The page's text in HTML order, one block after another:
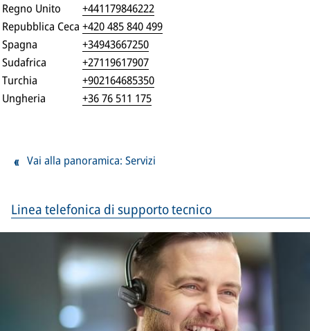
Linea telefonica di supporto tecnico
Regno Unito
+441179846222
Repubblica Ceca +420 485 840 499
Spagna
+34943667250
Sudafrica
+27119617907
Turchia
+902164685350
Ungheria
+36 76 511 175
Vai alla panoramica: Servizi